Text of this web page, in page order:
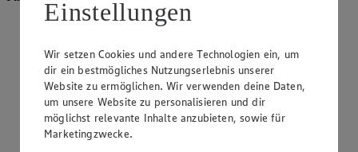
Angebote der Woche im Prospekt
ansehen
Siehe dir die Angebote der Woche deines Marktes im
digitalen Blätterkatalog an.
Prospekt 8011059 im Browser
Ansehen
Einstellungen
Wir setzen Cookies und andere Technologien ein, um
dir ein bestmögliches Nutzungserlebnis unserer
Website zu ermöglichen. Wir verwenden deine Daten,
um unsere Website zu personalisieren und dir
möglichst relevante Inhalte anzubieten, sowie für
Marketingzwecke.